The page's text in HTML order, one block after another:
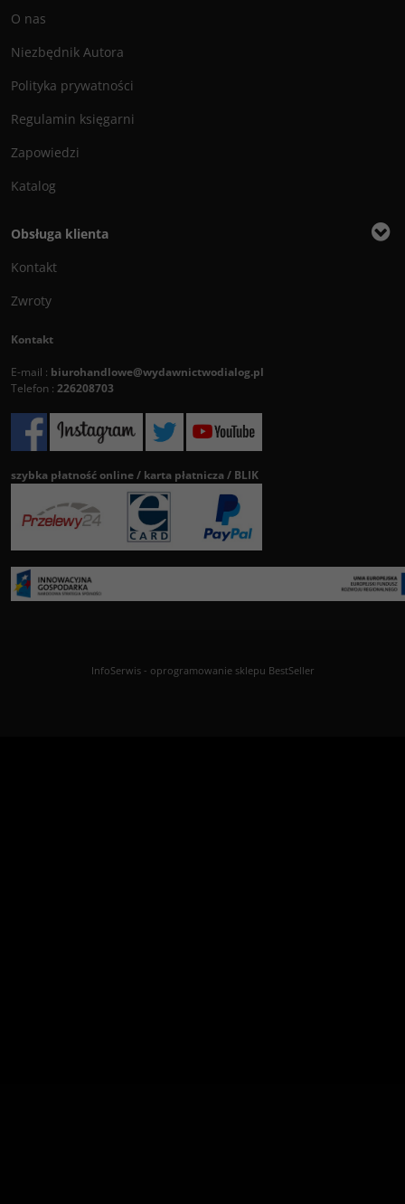
O nas
Niezbędnik Autora
Polityka prywatności
Regulamin księgarni
Zapowiedzi
Katalog
Obsługa klienta
Kontakt
Zwroty
Kontakt
E-mail : biurohandlowe@wydawnictwodialog.pl
Telefon : 226208703
szybka płatność online / karta płatnicza / BLIK
InfoSerwis- oprogramowanie sklepu BestSeller